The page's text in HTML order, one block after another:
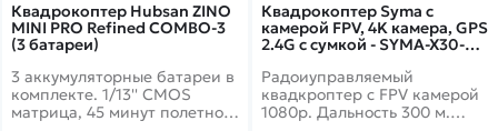
Квадрокоптер Hubsan ZINO
MINI PRO Refined COMBO-3
(3 батареи)
3 аккумуляторные батареи в
комплекте. 1/13'' CMOS
матрица, 45 минут полетного
Квадрокоптер Syma с
камерой FPV, 4K камера, GPS
2.4G с сумкой - SYMA-X30-
Радоиуправляемый
квадкроптер с FPV камерой
1080p. Дальность 300 м.